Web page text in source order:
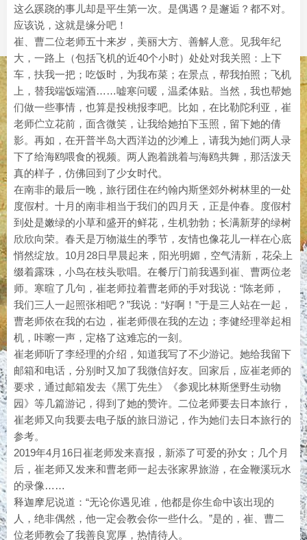
这么蹊跷的事儿却是平生第一次。是偶遇？是邂逅？都不对。
应该说，这就是缘分吧！
崔、曹二位老师五十来岁，美丽大方、善解人意。见我年纪
大，一路上（包括飞机的近40个小时）处处对我关照：上下
车，扶我一把；吃饭时，为我布菜；在景点，帮我拍照；飞机
上，替我端饭端酒……嘘寒问暖，温柔体贴。当然，我也帮她
们做一些事情，也算是投桃报李吧。比如，在比勒陀利亚，崔
老师伫立花前，面含微笑，让我给她拍下玉照，留下她的倩
影。再如，在开普半岛大西洋边的沙滩上，请我为她们两人录
下了给海鸥喂食的视频。两人跑着跳着与海鸥共舞，那活泼天
真的样子，仿佛回到了少女时代。
在南非的最后一晚，旅行团住在约翰内斯堡郊外树林里的一处
度假村。十月的南非相当于我们的四月天，正是仲春。度假村
到处是嫩绿的小草和盛开的鲜花，生机勃勃；长满新芽的绿树
欣欣向荣。春天是万物滋生的季节，友情也像花儿一样在心底
悄然绽放。10月28日早晨起来，阳光明媚，空气清新，花朵上
缀着露珠，小鸟在枝头歌唱。在餐厅门前我遇到崔、曹两位老
师。寒暄了几句，崔老师拉着曹老师的手对我说：“陈老师，
我们三人一起照张相吧？”我说：“好啊！”于是三人站在一起，
曹老师依在我的右边，崔老师偎在我的左边；李健经理举起相
机，咔嚓一声，定格了这难忘的一刻。
崔老师听了李经理的介绍，知道我写了不少游记。她给我留下
邮箱和电话，分别时又加了我微信好友。回家后，应崔老师的
要求，通过邮箱发去《黑丁先生》《参观比林斯堡野生动物
园》等几篇游记，得到了她的赞许。二位老师要去日本旅行，
崔老师又向我要去电子版的旅日游记，作为她们去日本旅行的
参考。
2019年4月16日崔老师发来喜报，新添了可爱的孙女；几个月
后，崔老师又发来和曹老师一起去张家界旅游，在金鞭溪玩水
的录像……
释迦摩尼说道：“无论你遇见谁，他都是你生命中该出现的
人，绝非偶然，他一定会教会你一些什么。”是的，崔、曹二
位老师教会了我善良宽厚，热情待人。